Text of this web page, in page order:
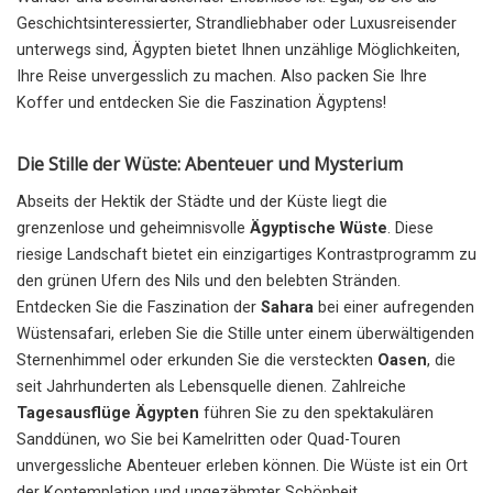
Geschichtsinteressierter, Strandliebhaber oder Luxusreisender
unterwegs sind, Ägypten bietet Ihnen unzählige Möglichkeiten,
Ihre Reise unvergesslich zu machen. Also packen Sie Ihre
Koffer und entdecken Sie die Faszination Ägyptens!
Die Stille der Wüste: Abenteuer und Mysterium
Abseits der Hektik der Städte und der Küste liegt die
grenzenlose und geheimnisvolle Ägyptische Wüste. Diese
riesige Landschaft bietet ein einzigartiges Kontrastprogramm zu
den grünen Ufern des Nils und den belebten Stränden.
Entdecken Sie die Faszination der Sahara bei einer aufregenden
Wüstensafari, erleben Sie die Stille unter einem überwältigenden
Sternenhimmel oder erkunden Sie die versteckten Oasen, die
seit Jahrhunderten als Lebensquelle dienen. Zahlreiche
Tagesausflüge Ägypten führen Sie zu den spektakulären
Sanddünen, wo Sie bei Kamelritten oder Quad-Touren
unvergessliche Abenteuer erleben können. Die Wüste ist ein Ort